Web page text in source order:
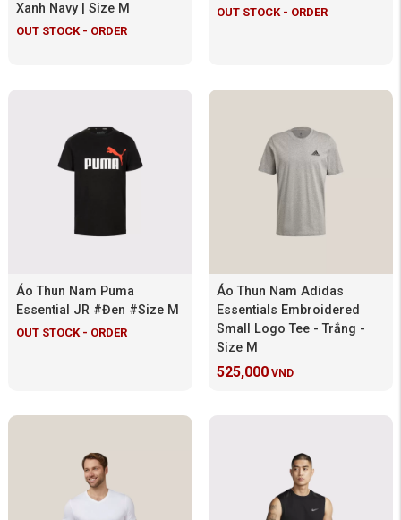
Xanh Navy | Size M
OUT STOCK - ORDER
OUT STOCK - ORDER
Áo Thun Nam Puma
Essential JR #Đen #Size M
OUT STOCK - ORDER
Áo Thun Nam Adidas
Essentials Embroidered
Small Logo Tee - Trắng -
Size M
525,000 VND